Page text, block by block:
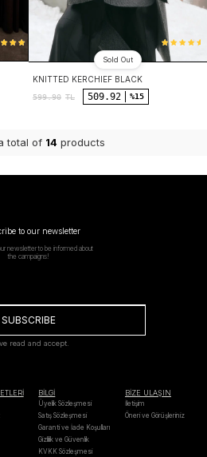
Sold Out
KNITTED KERCHIEF BLACK
599.90 TL 509.92 %15
total of 14products
to our newsletter
newsletter to be informed about
the campaigns!
SUBSCRIBE
read and accept.
BİLGİ
Üyelik Sözleşmesi
Satış Sözleşmesi
Garanti ve İade Koşulları
Gizlilik ve Güvenlik
KVKK Sözleşmesi
BİZE ULAŞIN
İletişim
Öneri ve Görüşleriniz